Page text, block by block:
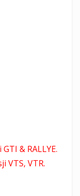
& RALLYE.
VTS, VTR.